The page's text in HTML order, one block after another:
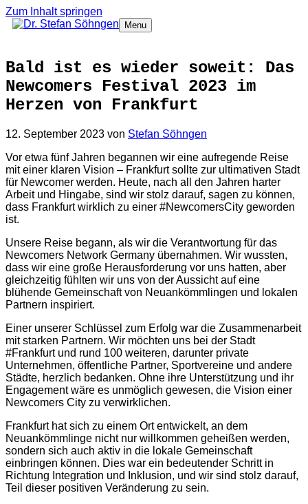
Zum Inhalt springen
Menu
Bald ist es wieder soweit: Das
Newcomers Festival 2023 im
Herzen von Frankfurt
12. September 2023 von Stefan Söhngen
Vor etwa fünf Jahren begannen wir eine aufregende Reise
mit einer klaren Vision – Frankfurt sollte zur ultimativen Stadt
für Newcomer werden. Heute, nach all den Jahren harter
Arbeit und Hingabe, sind wir stolz darauf, sagen zu können,
dass Frankfurt wirklich zu einer #NewcomersCity geworden
ist.
Unsere Reise begann, als wir die Verantwortung für das
Newcomers Network Germany übernahmen. Wir wussten,
dass wir eine große Herausforderung vor uns hatten, aber
gleichzeitig fühlten wir uns von der Aussicht auf eine
blühende Gemeinschaft von Neuankömmlingen und lokalen
Partnern inspiriert.
Einer unserer Schlüssel zum Erfolg war die Zusammenarbeit
mit starken Partnern. Wir möchten uns bei der Stadt
#Frankfurt und rund 100 weiteren, darunter private
Unternehmen, öffentliche Partner, Sportvereine und andere
Städte, herzlich bedanken. Ohne ihre Unterstützung und ihr
Engagement wäre es unmöglich gewesen, die Vision einer
Newcomers City zu verwirklichen.
Frankfurt hat sich zu einem Ort entwickelt, an dem
Neuankömmlinge nicht nur willkommen geheißen werden,
sondern sich auch aktiv in die lokale Gemeinschaft
einbringen können. Dies war ein bedeutender Schritt in
Richtung Integration und Inklusion, und wir sind stolz darauf,
Teil dieser positiven Veränderung zu sein.